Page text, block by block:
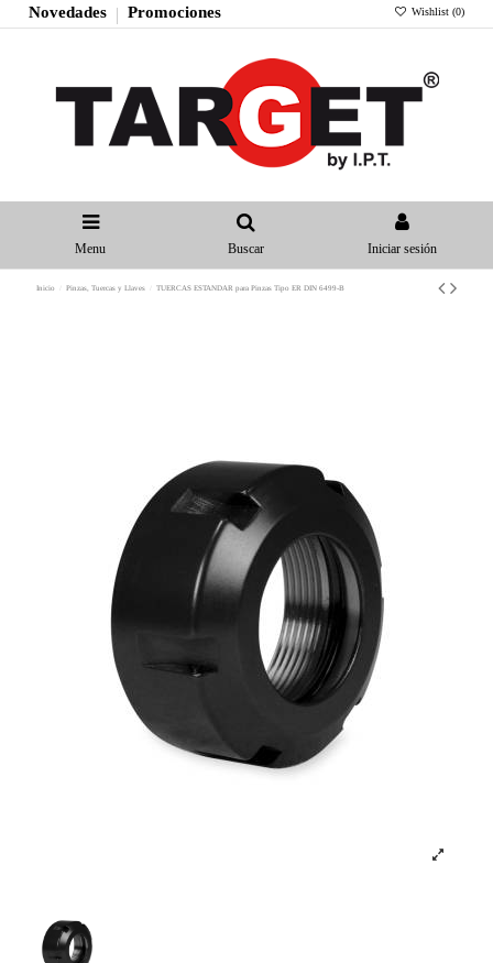
Novedades Promociones Wishlist (0)
Menu Buscar Iniciar sesión
Inicio Pinzas, Tuercas y Llaves TUERCAS ESTANDAR para Pinzas Tipo ER DIN 6499-B